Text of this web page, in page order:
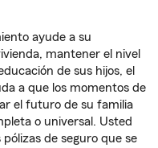
ayude a su
mantener el nivel
de sus hijos, el
a que los momentos de
el futuro de su familia
o universal. Usted
de seguro que se